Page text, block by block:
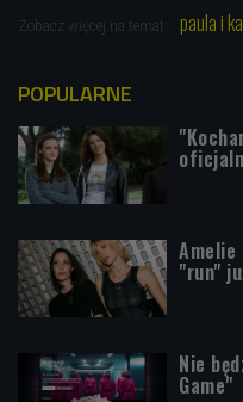
Zobacz więcej na temat: paula i
POPULARNE
Amelie
"run"
Nie
Game"